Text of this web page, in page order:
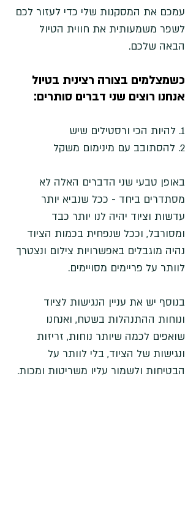
עמכם את המסקנות שלי כדי לעזור לכם
לשפר משמעותית את חווית הטיול
הבאה שלכם.
כשמצלמים בצורה רצינית בטיול
אנחנו רוצים שני דברים סותרים:
1. להיות הכי ורסטילים שיש
2. להסתובב עם מינימום משקל
באופן טבעי שני הדברים האלה לא
מסתדרים ביחד - ככל שנביא יותר
עדשות וציוד יהיה לנו יותר כבד
ומסורבל, וככל שנפחית בכמות הציוד
נהיה מוגבלים באפשרויות צילום ונצטרך
לוותר על פריימים מסויימים.
בנוסף יש את עניין הנגישות לציוד
ונוחות ההתנהלות בשטח, ואנחנו
שואפים לכמה שיותר נוחות, זריזות
ונגישות של הציוד, בלי לוותר על
הבטיחות ולשמור עליו משריטות ומכות.